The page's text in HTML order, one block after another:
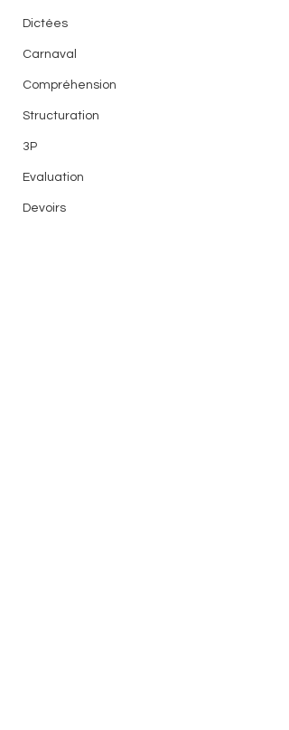
Dictées
Carnaval
Compréhension
Structuration
3P
Evaluation
Devoirs